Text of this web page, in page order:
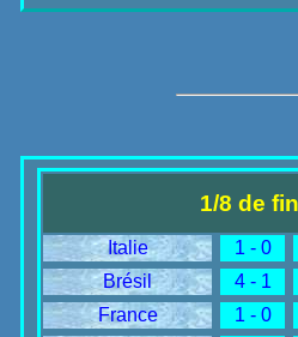
1/8 de
Italie 1 - 0
Brésil
4 - 1
France
1 - 0